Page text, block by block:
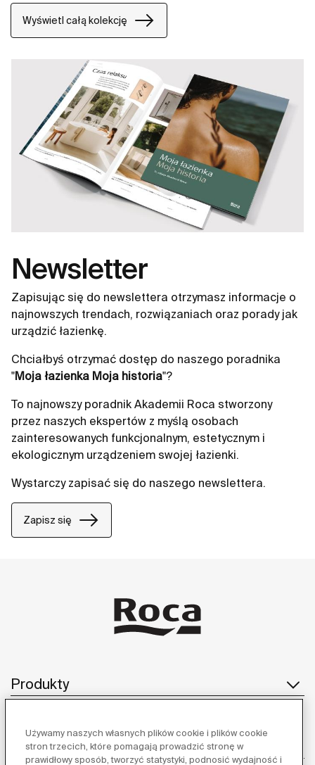
macie. Wprowadź nowoczesny styl i funkcjonalność
do swojej łazienki dzięki kolekcji Reef.
Wyświetl całą kolekcję
Newsletter
Zapisując się do newslettera otrzymasz informacje o
najnowszych trendach, rozwiązaniach oraz porady jak
urządzić łazienkę.
Chciałbyś otrzymać dostęp do naszego poradnika
"Moja łazienka Moja historia"?
To najnowszy poradnik Akademii Roca stworzony
przez naszych ekspertów z myślą osobach
zainteresowanych funkcjonalnym, estetycznym i
ekologicznym urządzeniem swojej łazienki.
Wystarczy zapisać się do naszego newslettera.
Zapisz się
Produkty
Obsługa klienta
Używamy naszych własnych plików cookie i plików cookie
stron trzecich, które pomagają prowadzić stronę w
prawidłowy sposób, tworzyć statystyki, podnosić wydajność i